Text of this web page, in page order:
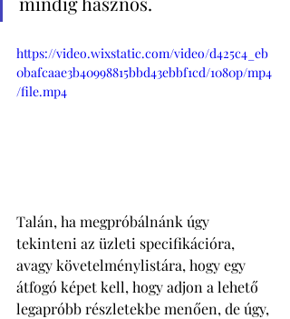
https://video.wixstatic.com/video/d425c4_eb
0bafcaae3b40998815bbd43ebbf1cd/1080p/mp4
/file.mp4
Talán, ha megpróbálnánk úgy
tekinteni az üzleti specifikációra,
avagy követelménylistára, hogy egy
átfogó képet kell, hogy adjon a lehető
legapróbb részletekbe menően, de úgy,